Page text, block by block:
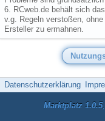
6. RCweb.de behält sich
v.g. Regeln verstoßen,
Ersteller zu ermahnen.
Datenschutzerklärung
Marktplatz 1.0.5